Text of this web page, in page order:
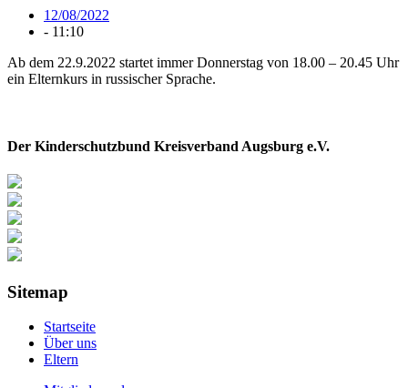
12/08/2022
- 11:10
Ab dem 22.9.2022 startet immer Donnerstag von 18.00 – 20.45 Uhr
ein Elternkurs in russischer Sprache.
Der Kinderschutzbund Kreisverband Augsburg e.V.
Sitemap
Startseite
Über uns
Eltern